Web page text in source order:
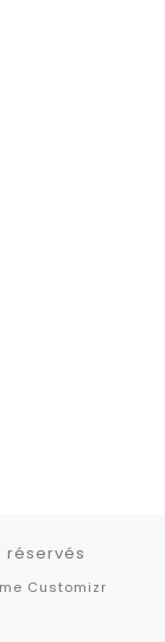
réservés
Customizr